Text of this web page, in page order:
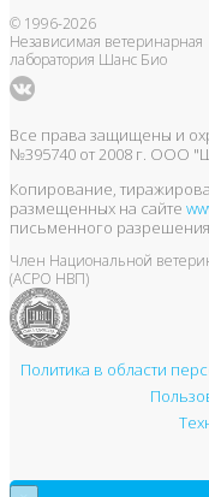
© 1996-2026
Независимая ветеринарная
лаборатория Шанс Био
Все права защищены и
№395740 от 2008 г. ООО
Копирование,
размещенных на сайте
письменного
Член Национальной
(АСРО НВП)
Политика в области